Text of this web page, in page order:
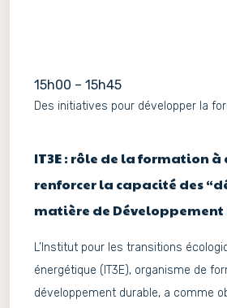
15h00 – 15h45
Des initiatives pour développer la
IT3E : rôle de la formation
renforcer la capacité des
matière de Développement
L’Institut pour les transitions
énergétique (IT3E), organisme de
développement durable, a comme